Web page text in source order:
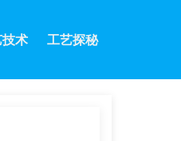
术 工艺探秘